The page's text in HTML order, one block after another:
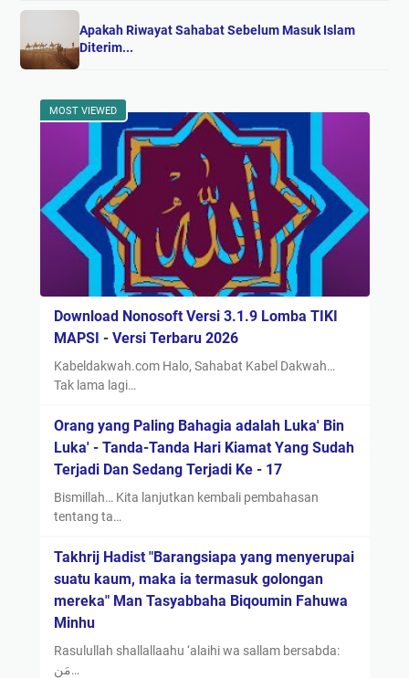
Apakah Riwayat Sahabat Sebelum Masuk Islam
Diterim...
MOST VIEWED
Download Nonosoft Versi 3.1.9 Lomba TIKI
MAPSI - Versi Terbaru 2026
Kabeldakwah.com Halo, Sahabat Kabel Dakwah…
Tak lama lagi…
Orang yang Paling Bahagia adalah Luka' Bin
Luka' - Tanda-Tanda Hari Kiamat Yang Sudah
Terjadi Dan Sedang Terjadi Ke - 17
Bismillah… Kita lanjutkan kembali pembahasan
tentang ta…
Takhrij Hadist "Barangsiapa yang menyerupai
suatu kaum, maka ia termasuk golongan
mereka" Man Tasyabbaha Biqoumin Fahuwa
Minhu
Rasulullah shallallaahu ‘alaihi wa sallam bersabda:
مَن…